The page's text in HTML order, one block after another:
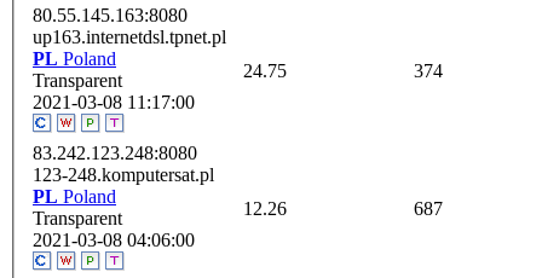
80.55.145.163:8080
up163.internetdsl.tpnet.pl
PL Poland
Transparent
2021-03-08 11:17:00
24.75 374
83.242.123.248:8080
123-248.komputersat.pl
PL Poland
Transparent
2021-03-08 04:06:00
12.26 687